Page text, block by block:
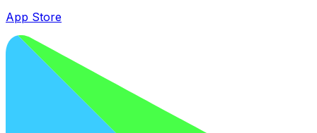
App Store